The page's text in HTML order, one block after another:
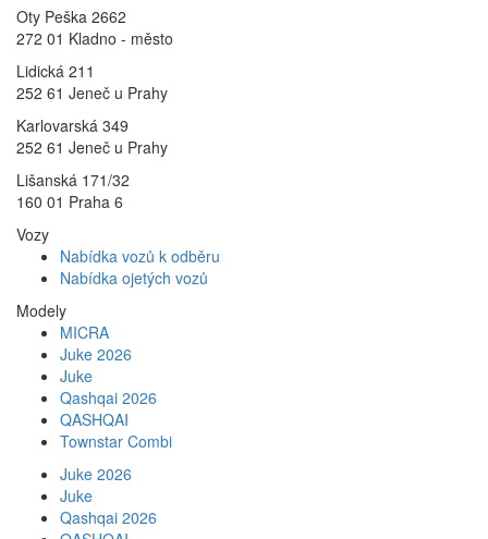
Oty Peška 2662
272 01 Kladno - město
Lidická 211
252 61 Jeneč u Prahy
Karlovarská 349
252 61 Jeneč u Prahy
Lišanská 171/32
160 01 Praha 6
Vozy
Nabídka vozů k odběru
Nabídka ojetých vozů
Modely
MICRA
Juke 2026
Juke
Qashqai 2026
QASHQAI
Townstar Combi
Juke 2026
Juke
Qashqai 2026